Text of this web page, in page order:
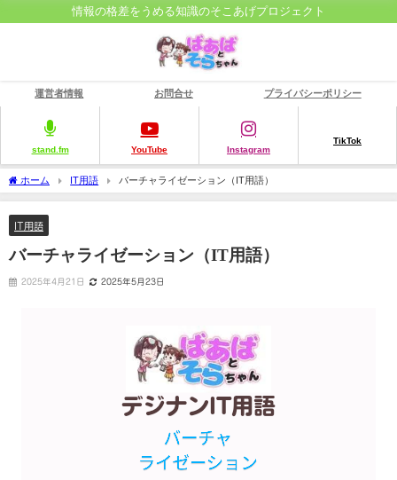
情報の格差をうめる知識のそこあげプロジェクト
運営者情報 お問合せ プライバシーポリシー
stand.fm YouTube Instagram
TikTok
ホーム IT用語 バーチャライゼーション（IT用語）
IT用語
バーチャライゼーション（IT用語）
2025年4月21日 2025年5月23日